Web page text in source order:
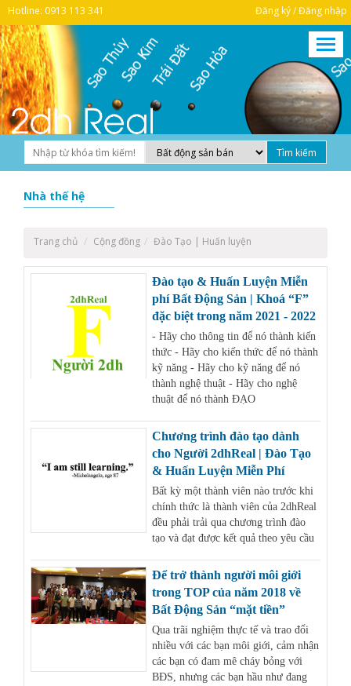
Hotline: 0913 113 341 Đăng ký / Đăng nhập
Nhà thế hệ
Trang chủ Cộng đồng Đào Tạo | Huấn luyện
Đào tạo & Huấn Luyện Miễn
phí Bất Động Sản | Khoá “F”
đặc biệt trong năm 2021 - 2022
- Hãy cho thông tin để nó thành kiến
thức - Hãy cho kiến thức để nó thành
kỹ năng - Hãy cho kỹ năng để nó
thành nghệ thuật - Hãy cho nghệ
thuật để nó thành ĐẠO
Chương trình đào tạo dành
cho Người 2dhReal | Đào Tạo
& Huấn Luyện Miễn Phí
Bất kỳ một thành viên nào trước khi
chính thức là thành viên của 2dhReal
đều phải trải qua chương trình đào
tạo và đạt được kết quả theo yêu cầu
Để trở thành người môi giới
trong TOP của năm 2018 về
Bất Động Sản “mặt tiền”
Qua trãi nghiệm thực tế và trao đổi
nhiều với các bạn môi giới, cảm nhận
các bạn có đam mê cháy bỏng với
BĐS, nhưng các bạn hầu như đang